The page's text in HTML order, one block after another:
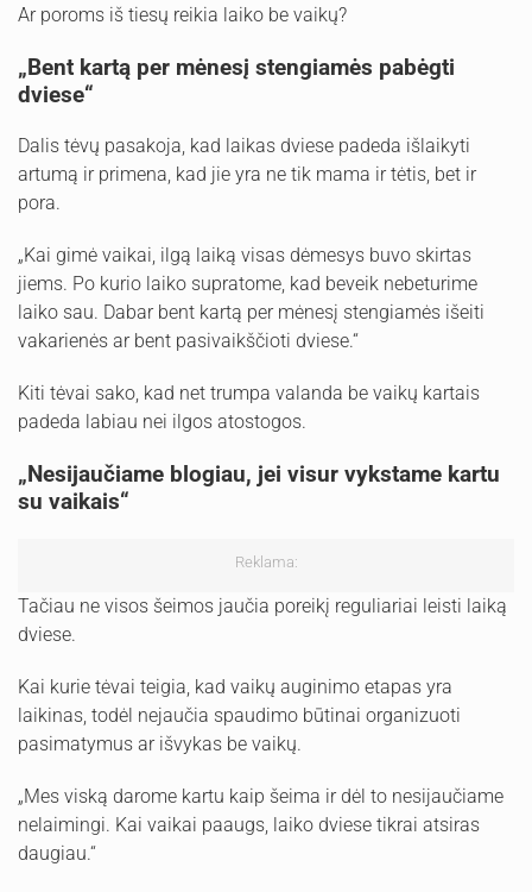
Ar poroms iš tiesų reikia laiko be vaikų?
„Bent kartą per mėnesį stengiamės pabėgti
dviese“
Dalis tėvų pasakoja, kad laikas dviese padeda išlaikyti
artumą ir primena, kad jie yra ne tik mama ir tėtis, bet ir
pora.
„Kai gimė vaikai, ilgą laiką visas dėmesys buvo skirtas
jiems. Po kurio laiko supratome, kad beveik nebeturime
laiko sau. Dabar bent kartą per mėnesį stengiamės išeiti
vakarienės ar bent pasivaikščioti dviese.“
Kiti tėvai sako, kad net trumpa valanda be vaikų kartais
padeda labiau nei ilgos atostogos.
„Nesijaučiame blogiau, jei visur vykstame kartu
su vaikais“
Reklama:
Tačiau ne visos šeimos jaučia poreikį reguliariai leisti laiką
dviese.
Kai kurie tėvai teigia, kad vaikų auginimo etapas yra
laikinas, todėl nejaučia spaudimo būtinai organizuoti
pasimatymus ar išvykas be vaikų.
„Mes viską darome kartu kaip šeima ir dėl to nesijaučiame
nelaimingi. Kai vaikai paaugs, laiko dviese tikrai atsiras
daugiau.“